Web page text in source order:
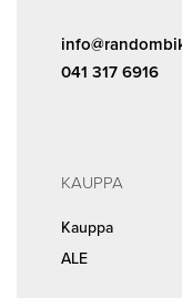
041 317 6916
KAUPPA
Kauppa
ALE